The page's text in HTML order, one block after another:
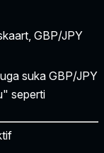
GBP/JPY
suka GBP/JPY
seperti